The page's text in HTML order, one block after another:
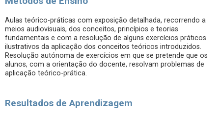
Aulas teórico-práticas com exposição detalhada, recorrendo a
meios audiovisuais, dos conceitos, princípios e teorias
fundamentais e com a resolução de alguns exercícios práticos
ilustrativos da aplicação dos conceitos teóricos introduzidos.
Resolução autónoma de exercícios em que se pretende que os
alunos, com a orientação do docente, resolvam problemas de
aplicação teórico-prática.
Resultados de Aprendizagem